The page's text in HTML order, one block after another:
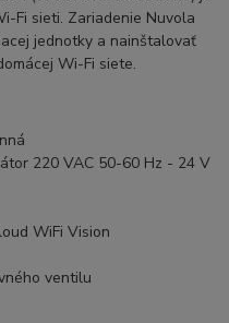
Fi sieti. Zariadenie Nuvola
jednotky a nainštalovať
Wi-Fi siete.
220 VAC 50-60 Hz - 24 V
WiFi Vision
ventilu